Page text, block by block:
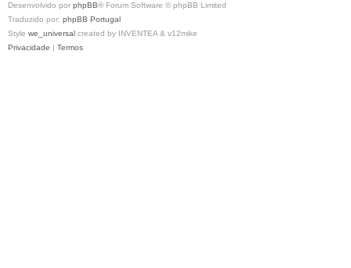
Desenvolvido por phpBB® Forum Software © phpBB Limited
Traduzido por: phpBB Portugal
Style we_universal created by INVENTEA & v12mike
Privacidade | Termos